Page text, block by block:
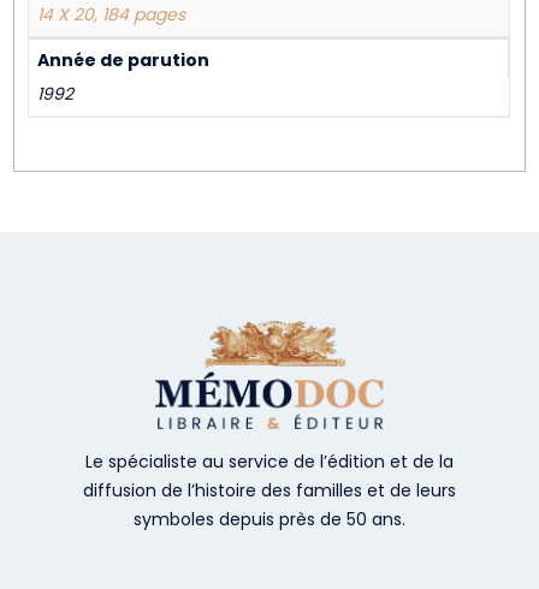
14 X 20, 184 pages
Année de parution
1992
Le spécialiste au service de l’édition et de la
diffusion de l’histoire des familles et de leurs
symboles depuis près de 50 ans.